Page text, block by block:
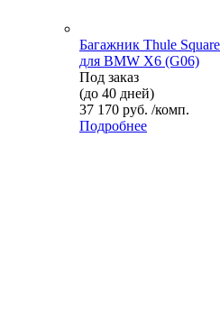
Багажник Thule
для BMW X6 (G06)
Под заказ
(до 40 дней)
37 170 руб. /комп.
Подробнее